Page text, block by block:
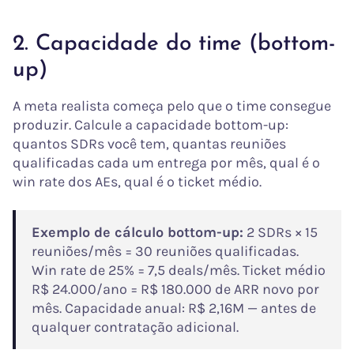
2. Capacidade do time (bottom-
up)
A meta realista começa pelo que o time consegue
produzir. Calcule a capacidade bottom-up:
quantos SDRs você tem, quantas reuniões
qualificadas cada um entrega por mês, qual é o
win rate dos AEs, qual é o ticket médio.
Exemplo de cálculo bottom-up: 2 SDRs × 15
reuniões/mês = 30 reuniões qualificadas.
Win rate de 25% = 7,5 deals/mês. Ticket médio
R$ 24.000/ano = R$ 180.000 de ARR novo por
mês. Capacidade anual: R$ 2,16M — antes de
qualquer contratação adicional.